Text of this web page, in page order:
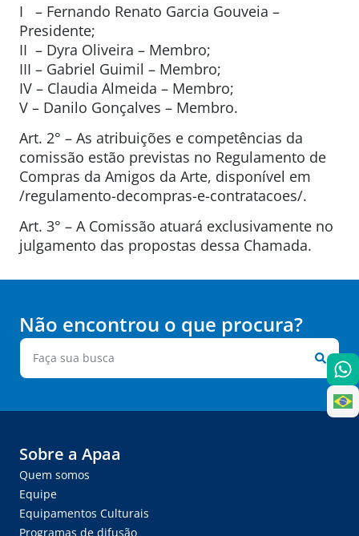
I – Fernando Renato Garcia Gouveia –
Presidente;
II – Dyra Oliveira – Membro;
III – Gabriel Guimil – Membro;
IV – Claudia Almeida – Membro;
V – Danilo Gonçalves – Membro.
Art. 2° – As atribuições e competências da
comissão estão previstas no Regulamento de
Compras da Amigos da Arte, disponível em
/regulamento-decompras-e-contratacoes/.
Art. 3° – A Comissão atuará exclusivamente no
julgamento das propostas dessa Chamada.
Não encontrou o que procura?
Sobre a Apaa
Quem somos
Equipe
Equipamentos Culturais
Programas de difusão